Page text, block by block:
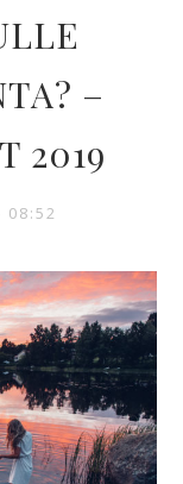
–
2019
08:52